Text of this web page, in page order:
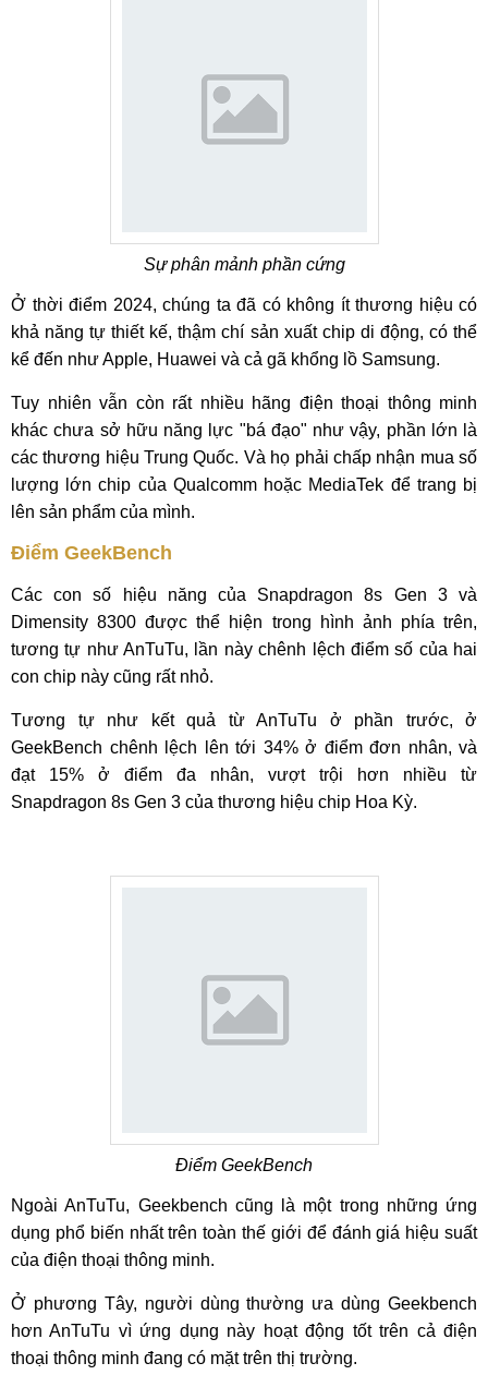
Sự phân mảnh phần cứng
Ở thời điểm 2024, chúng ta đã có không ít thương hiệu có
khả năng tự thiết kế, thậm chí sản xuất chip di động, có thể
kể đến như Apple, Huawei và cả gã khổng lồ Samsung.
Tuy nhiên vẫn còn rất nhiều hãng điện thoại thông minh
khác chưa sở hữu năng lực "bá đạo" như vậy, phần lớn là
các thương hiệu Trung Quốc. Và họ phải chấp nhận mua số
lượng lớn chip của Qualcomm hoặc MediaTek để trang bị
lên sản phẩm của mình.
Điểm GeekBench
Các con số hiệu năng của Snapdragon 8s Gen 3 và
Dimensity 8300 được thể hiện trong hình ảnh phía trên,
tương tự như AnTuTu, lần này chênh lệch điểm số của hai
con chip này cũng rất nhỏ.
Tương tự như kết quả từ AnTuTu ở phần trước, ở
GeekBench chênh lệch lên tới 34% ở điểm đơn nhân, và
đạt 15% ở điểm đa nhân, vượt trội hơn nhiều từ
Snapdragon 8s Gen 3 của thương hiệu chip Hoa Kỳ.
Điểm GeekBench
Ngoài AnTuTu, Geekbench cũng là một trong những ứng
dụng phổ biến nhất trên toàn thế giới để đánh giá hiệu suất
của điện thoại thông minh.
Ở phương Tây, người dùng thường ưa dùng Geekbench
hơn AnTuTu vì ứng dụng này hoạt động tốt trên cả điện
thoại thông minh đang có mặt trên thị trường.